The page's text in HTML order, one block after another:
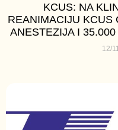
KCUS: NA
REANIMACIJU KCUS
ANESTEZIJA I
12/